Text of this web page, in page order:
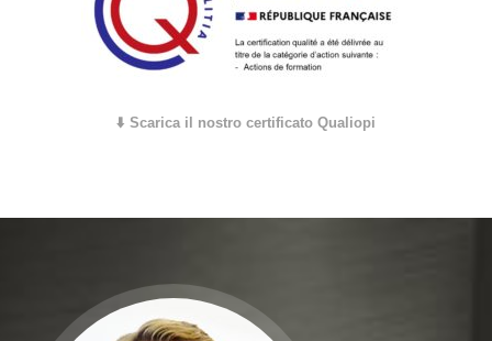
⬇️ Scarica il nostro certificato Qualiopi